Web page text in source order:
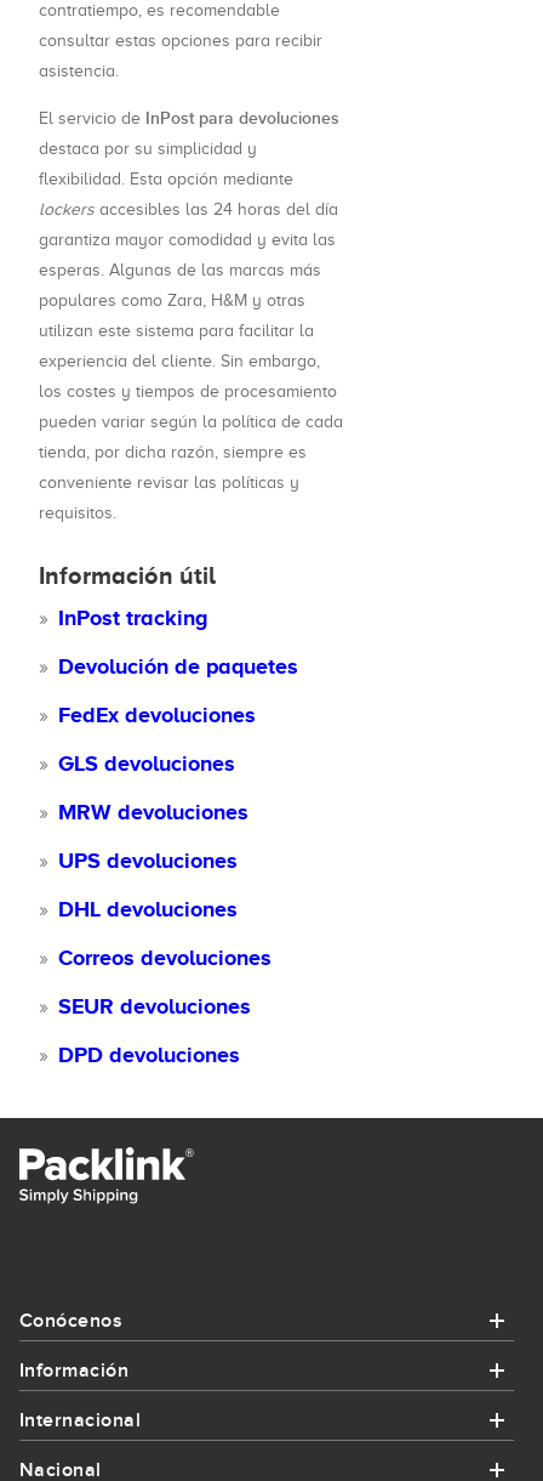
contratiempo, es recomendable
consultar estas opciones para recibir
asistencia.
El servicio de InPost para devoluciones
destaca por su simplicidad y
flexibilidad. Esta opción mediante
lockers accesibles las 24 horas del día
garantiza mayor comodidad y evita las
esperas. Algunas de las marcas más
populares como Zara, H&M y otras
utilizan este sistema para facilitar la
experiencia del cliente. Sin embargo,
los costes y tiempos de procesamiento
pueden variar según la política de cada
tienda, por dicha razón, siempre es
conveniente revisar las políticas y
requisitos.
Información útil
InPost tracking
Devolución de paquetes
FedEx devoluciones
GLS devoluciones
MRW devoluciones
UPS devoluciones
DHL devoluciones
Correos devoluciones
SEUR devoluciones
DPD devoluciones
Conócenos
Conócenos
Información
Información
Internacional
Nacional